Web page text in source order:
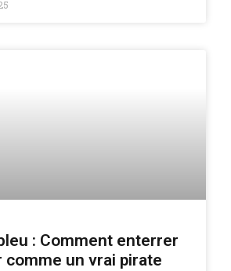
: Comment enterrer
un vrai pirate